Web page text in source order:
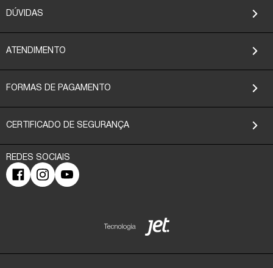
DÚVIDAS
ATENDIMENTO
FORMAS DE PAGAMENTO
CERTIFICADO DE SEGURANÇA